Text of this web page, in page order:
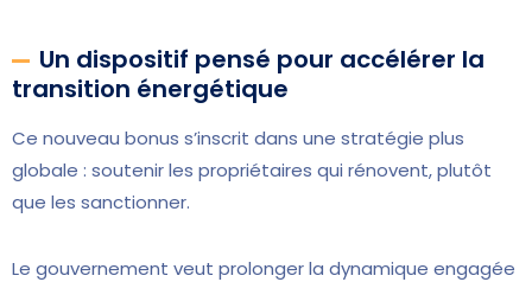
Un dispositif pensé pour accélérer la
transition énergétique
Ce nouveau bonus s’inscrit dans une stratégie plus
globale : soutenir les propriétaires qui rénovent, plutôt
que les sanctionner.
Le gouvernement veut prolonger la dynamique engagée